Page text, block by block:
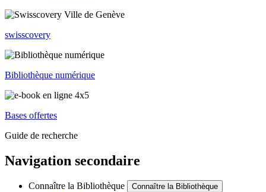
swisscovery
Bibliothèque numérique
Bases offertes
Guide de recherche
Navigation secondaire
Connaître la Bibliothèque Connaître la Bibliothèque